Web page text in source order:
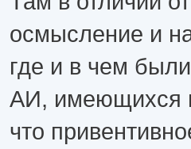
осмысление и
где и в чем
АИ, имеющихся
что